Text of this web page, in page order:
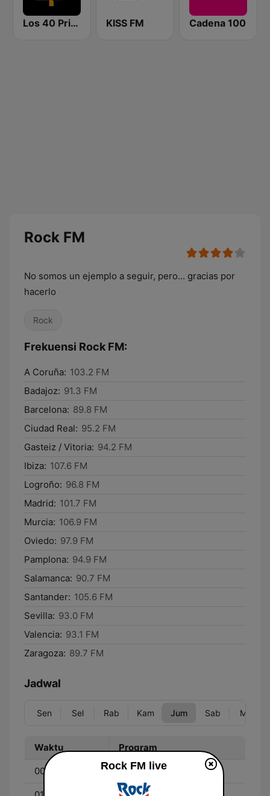
Los 40 Principales KISS FM Cadena 100
Rock FM
No somos un ejemplo a seguir, pero... gracias por
hacerlo
Rock
Frekuensi Rock FM:
A Coruña: 103.2 FM
Badajoz: 91.3 FM
Barcelona: 89.8 FM
Ciudad Real: 95.2 FM
Gasteiz / Vitoria: 94.2 FM
Ibiza: 107.6 FM
Logroño: 96.8 FM
Madrid: 101.7 FM
Murcia: 106.9 FM
Oviedo: 97.9 FM
Pamplona: 94.9 FM
Salamanca: 90.7 FM
Santander: 105.6 FM
Sevilla: 93.0 FM
Valencia: 93.1 FM
Zaragoza: 89.7 FM
Jadwal
Sen Sel Rab Kam Jum Sab Min
Waktu Program
00:00 - 01:00 Música para animales
Rock FM live